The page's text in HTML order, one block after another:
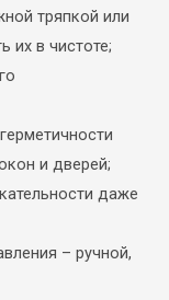
тряпкой или
их в чистоте;
и дверей;
даже
– ручной,